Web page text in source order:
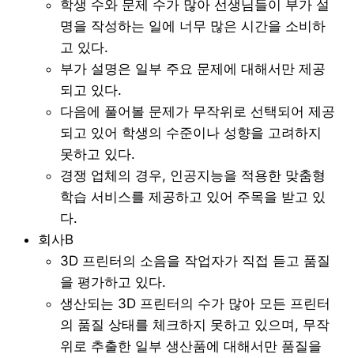
학생 수와 문제 수가 많아 선생님들이 부가 설
명을 작성하는 일에 너무 많은 시간을 소비하
고 있다.
부가 설명은 일부 주요 문제에 대해서만 제공
되고 있다.
다음에 풀어볼 문제가 무작위로 선택되어 제공
되고 있어 학생의 수준이나 성향을 고려하지
못하고 있다.
경쟁 업체의 경우, 인공지능을 적용한 맞춤형
학습 서비스를 제공하고 있어 주목을 받고 있
다.
회사B
3D 프린터의 소음을 작업자가 직접 듣고 품질
을 평가하고 있다.
생산되는 3D 프린터의 수가 많아 모든 프린터
의 품질 상태를 체크하지 못하고 있으며, 무작
위로 추출한 일부 생산품에 대해서만 품질을